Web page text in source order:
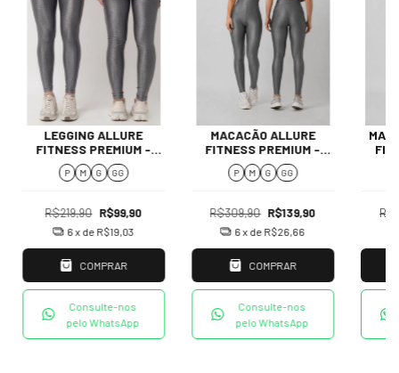
LEGGING ALLURE
FITNESS PREMIUM -
SILVER
P M G GG
R$219,90 R$99,90
6x de R$19,03
COMPRAR
Consulte-nos
pelo WhatsApp
MACACÃO ALLURE
FITNESS PREMIUM -
SILVER
P M G GG
R$309,90 R$139,90
6 x de R$26,66
COMPRAR
Consulte-nos
pelo WhatsApp